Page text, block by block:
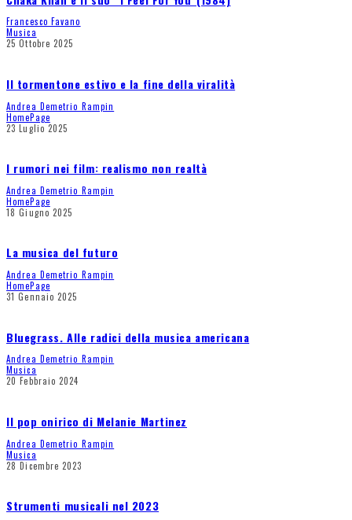
Francesco Favano
Musica
25 Ottobre 2025
Il tormentone estivo e la fine della viralità
Andrea Demetrio Rampin
HomePage
23 Luglio 2025
I rumori nei film: realismo non realtà
Andrea Demetrio Rampin
HomePage
18 Giugno 2025
La musica del futuro
Andrea Demetrio Rampin
HomePage
31 Gennaio 2025
Bluegrass. Alle radici della musica americana
Andrea Demetrio Rampin
Musica
20 Febbraio 2024
Il pop onirico di Melanie Martinez
Andrea Demetrio Rampin
Musica
28 Dicembre 2023
Strumenti musicali nel 2023